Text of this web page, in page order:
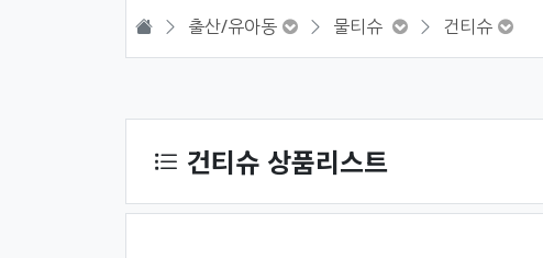
HOME 출산/유아동 물티슈 건티슈
건티슈 상품리스트